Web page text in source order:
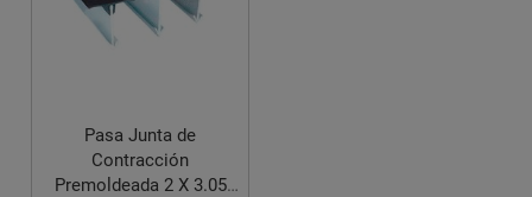
Pasa Junta de
Contracción
Premoldeada 2 X 3.05